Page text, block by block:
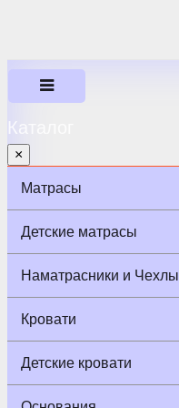
Каталог
×
Матрасы
Детские матрасы
Наматрасники и Чехлы
Кровати
Детские кровати